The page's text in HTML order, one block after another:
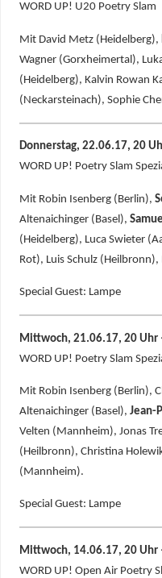
WORD UP! U20 Poetry Slam
Mit David Metz (Heidelberg),
Wagner (Gorxheimertal),
(Heidelberg), Kalvin Rowan
(Neckarsteinach), Sophie
Donnerstag, 22.06.17, 20
WORD UP! Poetry Slam
Mit Robin Isenberg (Berlin),
Altenaichinger (Basel),
(Heidelberg), Luca Swieter
Rot), Luis Schulz (Heilbronn),
Special Guest: Lampe
Mittwoch, 21.06.17, 20 Uhr
WORD UP! Poetry Slam
Mit Robin Isenberg (Berlin),
Altenaichinger (Basel), Jean-
Velten (Mannheim), Jonas
(Heilbronn), Christina
(Mannheim).
Special Guest: Lampe
Mittwoch, 14.06.17, 20 Uhr
WORD UP! Open Air Poetry